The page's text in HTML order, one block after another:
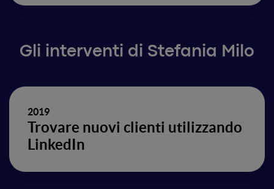
Gli interventi di Stefania Milo
2019
Trovare nuovi clienti utilizzando
LinkedIn